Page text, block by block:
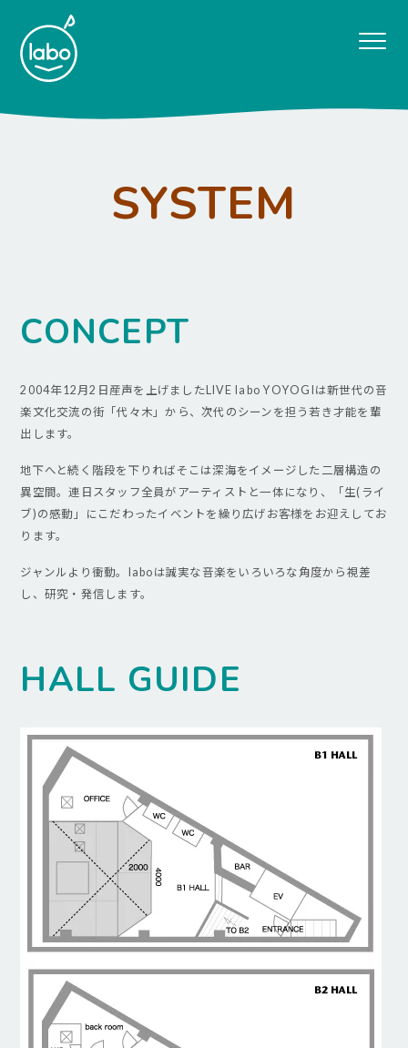
SYSTEM
CONCEPT
2004年12月2日産声を上げましたLIVE labo YOYOGIは新世代の音
楽文化交流の街「代々木」から、次代のシーンを担う若き才能を輩
出します。
地下へと続く階段を下りればそこは深海をイメージした二層構造の
異空間。連日スタッフ全員がアーティストと一体になり、「生(ライ
ブ)の感動」にこだわったイベントを繰り広げお客様をお迎えしてお
ります。
ジャンルより衝動。laboは誠実な音楽をいろいろな角度から視差
し、研究・発信します。
HALL GUIDE